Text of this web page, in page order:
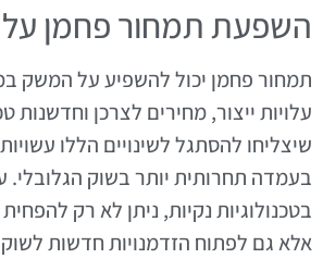
השפעת תמחור פחמן
תמחור פחמן יכול להשפיע על המשק
עלויות ייצור, מחירים לצרכן וחדשנות
שיצליחו להסתגל לשינויים הללו
בעמדה תחרותית יותר בשוק הגלובלי.
בטכנולוגיות נקיות, ניתן לא רק
אלא גם לפתוח הזדמנויות חדשות